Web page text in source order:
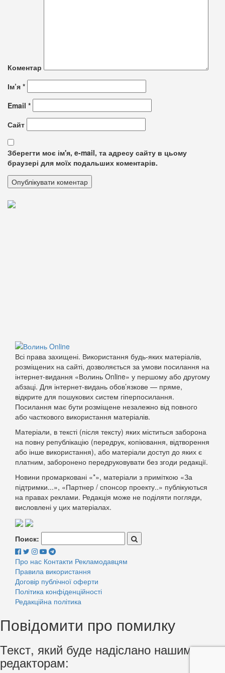
Коментар
Ім’я *
Email *
Сайт
Зберегти моє ім'я, e-mail, та адресу сайту в цьому
браузері для моїх подальших коментарів.
Всі права захищені. Використання будь-яких матеріалів,
розміщених на сайті, дозволяється за умови посилання на
інтернет-видання «Волинь Online» у першому або другому
абзаці. Для інтернет-видань обов’язкове — пряме,
відкрите для пошукових систем гіперпосилання.
Посилання має бути розміщене незалежно від повного
або часткового використання матеріалів.
Матеріали, в тексті (після тексту) яких міститься заборона
на повну републікацію (передрук, копіювання, відтворення
або інше використання), або матеріали доступ до яких є
платним, заборонено передруковувати без згоди редакції.
Новини промарковані «*», матеріали з приміткою «За
підтримки...», «Партнер / спонсор проекту..» публікуються
на правах реклами. Редакція може не поділяти погляди,
висловлені у цих матеріалах.
Поиск:
Про нас Контакти Рекламодавцям
Правила використання
Договір публічної оферти
Політика конфіденційності
Редакційна політика
Повідомити про помилку
Текст, який буде надіслано нашим
редакторам: